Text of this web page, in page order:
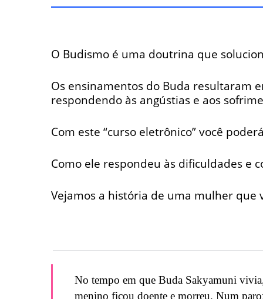
O Budismo é uma doutrina que
Os ensinamentos do Buda resultaram
respondendo às angústias e aos
Com este “curso eletrônico” você
Como ele respondeu às dificuldades e
Vejamos a história de uma mulher que
No tempo em que Buda Sakyamuni
menino ficou doente e morreu. Num